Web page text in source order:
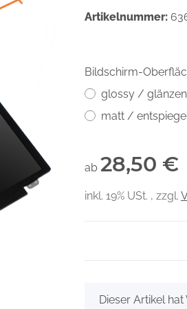
Artikelnummer:
Bildschirm-
glossy /
matt /
ab 28,50 €
inkl. 19% USt. , zzgl.
xDieser Artikel